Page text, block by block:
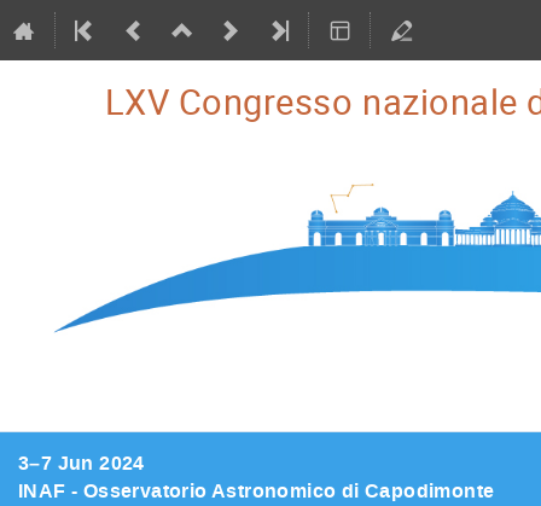
LXV Congresso
3–7 Jun 2024
INAF - Osservatorio Astronomico di Capodimonte